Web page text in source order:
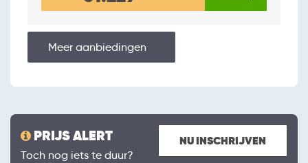
Meer aanbiedingen
PRIJS ALERT NU INSCHRIJVEN
Toch nog iets te duur?